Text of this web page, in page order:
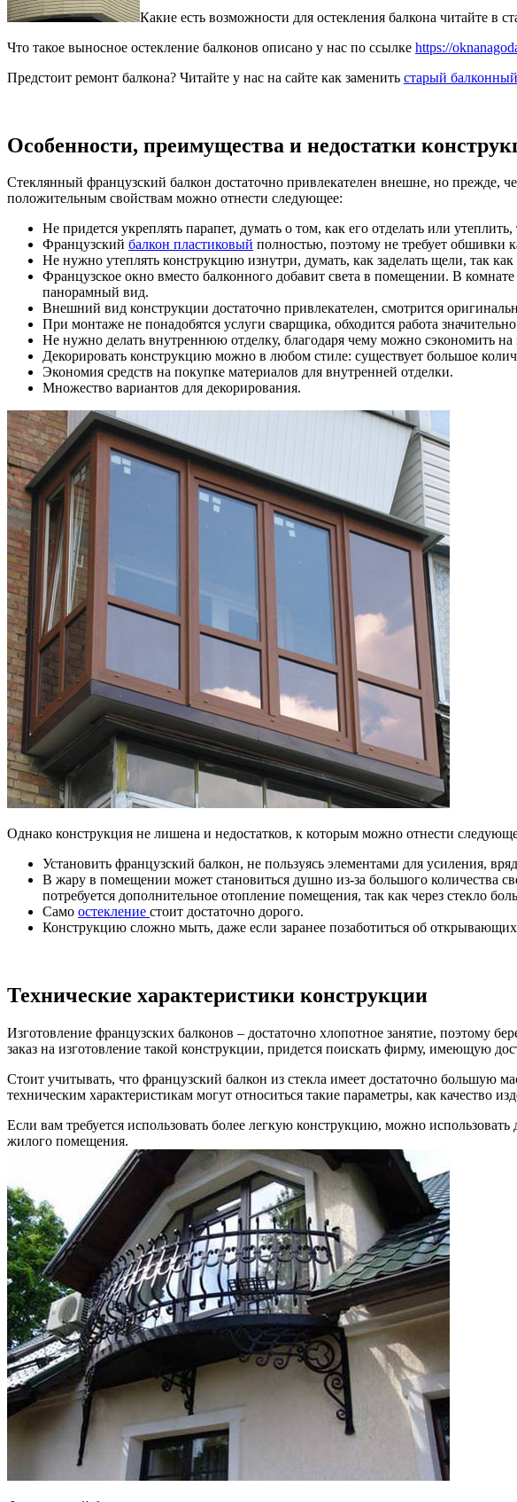
Какие есть возможности для остекления балкона читайте в
Что такое выносное остекление балконов описано у нас по ссылке https://
Предстоит ремонт балкона? Читайте у нас на сайте как заменить старый
Особенности, преимущества и недостатки
Стеклянный французский балкон достаточно привлекателен внешне, но прежде,
положительным свойствам можно отнести следующее:
Не придется укреплять парапет, думать о том, как его отделать или
Французский балкон пластиковый полностью, поэтому не требует обшивки
Не нужно утеплять конструкцию изнутри, думать, как заделать щели, так как
Французское окно вместо балконного добавит света в помещении. В
панорамный вид.
Внешний вид конструкции достаточно привлекателен, смотрится
При монтаже не понадобятся услуги сварщика, обходится работа
Не нужно делать внутреннюю отделку, благодаря чему можно сэкономить на
Декорировать конструкцию можно в любом стиле: существует большое
Экономия средств на покупке материалов для внутренней отделки.
Множество вариантов для декорирования.
Однако конструкция не лишена и недостатков, к которым можно отнести
Установить французский балкон, не пользуясь элементами для усиления,
В жару в помещении может становиться душно из-за большого количества
потребуется дополнительное отопление помещения, так как через стекло
Само остекление стоит достаточно дорого.
Конструкцию сложно мыть, даже если заранее позаботиться об
Технические характеристики конструкции
Изготовление французских балконов – достаточно хлопотное занятие, поэтому
заказ на изготовление такой конструкции, придется поискать фирму, имеющую
Стоит учитывать, что французский балкон из стекла имеет достаточно большую
техническим характеристикам могут относиться такие параметры, как качество
Если вам требуется использовать более легкую конструкцию, можно
жилого помещения.